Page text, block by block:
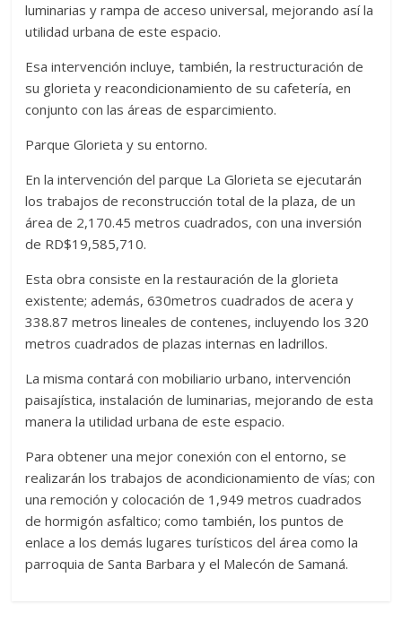
luminarias y rampa de acceso universal, mejorando así la
utilidad urbana de este espacio.
Esa intervención incluye, también, la restructuración de
su glorieta y reacondicionamiento de su cafetería, en
conjunto con las áreas de esparcimiento.
Parque Glorieta y su entorno.
En la intervención del parque La Glorieta se ejecutarán
los trabajos de reconstrucción total de la plaza, de un
área de 2,170.45 metros cuadrados, con una inversión
de RD$19,585,710.
Esta obra consiste en la restauración de la glorieta
existente; además, 630metros cuadrados de acera y
338.87 metros lineales de contenes, incluyendo los 320
metros cuadrados de plazas internas en ladrillos.
La misma contará con mobiliario urbano, intervención
paisajística, instalación de luminarias, mejorando de esta
manera la utilidad urbana de este espacio.
Para obtener una mejor conexión con el entorno, se
realizarán los trabajos de acondicionamiento de vías; con
una remoción y colocación de 1,949 metros cuadrados
de hormigón asfaltico; como también, los puntos de
enlace a los demás lugares turísticos del área como la
parroquia de Santa Barbara y el Malecón de Samaná.